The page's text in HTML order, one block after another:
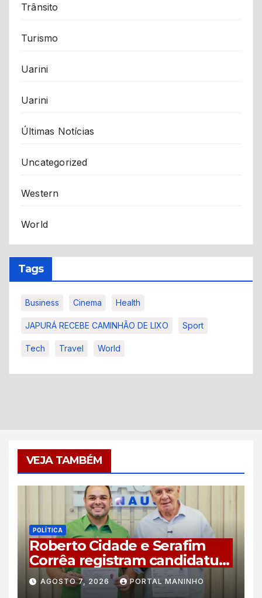
Trânsito
Turismo
Uarini
Uarini
Últimas Notícias
Uncategorized
Western
World
Tags
Business Cinema Health
JAPURÁ RECEBE CAMINHÃO DE LIXO Sport
Tech Travel World
VEJA TAMBÉM
POLÍTICA
Roberto Cidade e Serafim
Corrêa registram candidatura
à reeleição no TRE-AM com
plano de 44 compromissos
AGOSTO 7, 2026 PORTAL MANINHO